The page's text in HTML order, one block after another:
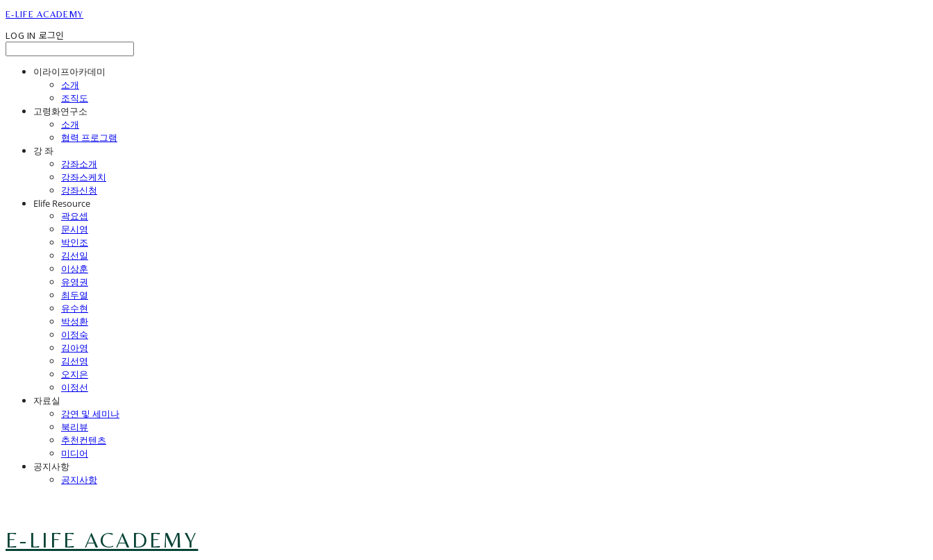
E-LIFE ACADEMY
LOG IN 로그인
이라이프아카데미
소개
조직도
고령화연구소
소개
협력 프로그램
강 좌
강좌소개
강좌스케치
강좌신청
Elife Resource
곽요셉
문시영
박인조
김선일
이상훈
유영권
최두열
유수현
박성환
이정숙
김아영
김선영
오지은
이정선
자료실
강연 및 세미나
북리뷰
추천컨텐츠
미디어
공지사항
공지사항
E-LIFE ACADEMY